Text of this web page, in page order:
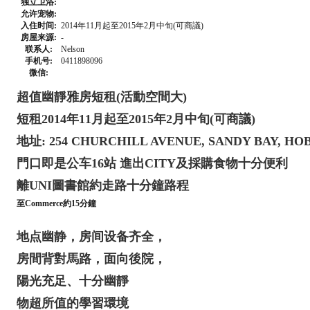
独立卫浴:
允许宠物:
入住时间: 2014年11月起至2015年2月中旬(可商議)
房屋来源: -
联系人:
Nelson
手机号:
0411898096
微信:
超值幽靜雅房短租(活動空間大)
短租2014年11月起至2015年2月中旬(可商議)
地址: 254 CHURCHILL AVENUE, SANDY BAY,
門口即是公车16站 進出CITY及採購食物十分便利
離UNI圖書館約走路十分鐘路程
至Commerce約15分鐘
地点幽静，房间设备齐全，
房間背對馬路，面向後院，
陽光充足、十分幽靜
物超所值的學習環境